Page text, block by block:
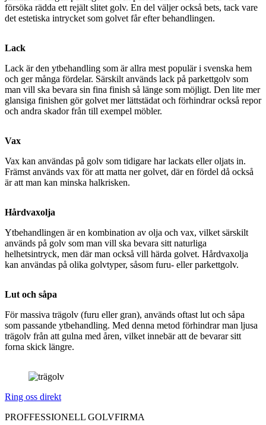
försöka rädda ett rejält slitet golv. En del väljer också bets, tack vare
det estetiska intrycket som golvet får efter behandlingen.
Lack
Lack är den ytbehandling som är allra mest populär i svenska hem
och ger många fördelar. Särskilt används lack på parkettgolv som
man vill ska bevara sin fina finish så länge som möjligt. Den lite mer
glansiga finishen gör golvet mer lättstädat och förhindrar också repor
och andra skador från till exempel möbler.
Vax
Vax kan användas på golv som tidigare har lackats eller oljats in.
Främst används vax för att matta ner golvet, där en fördel då också
är att man kan minska halkrisken.
Hårdvaxolja
Ytbehandlingen är en kombination av olja och vax, vilket särskilt
används på golv som man vill ska bevara sitt naturliga
helhetsintryck, men där man också vill härda golvet. Hårdvaxolja
kan användas på olika golvtyper, såsom furu- eller parkettgolv.
Lut och såpa
För massiva trägolv (furu eller gran), används oftast lut och såpa
som passande ytbehandling. Med denna metod förhindrar man ljusa
trägolv från att gulna med åren, vilket innebär att de bevarar sitt
forna skick längre.
Ring oss direkt
PROFFESSIONELL GOLVFIRMA